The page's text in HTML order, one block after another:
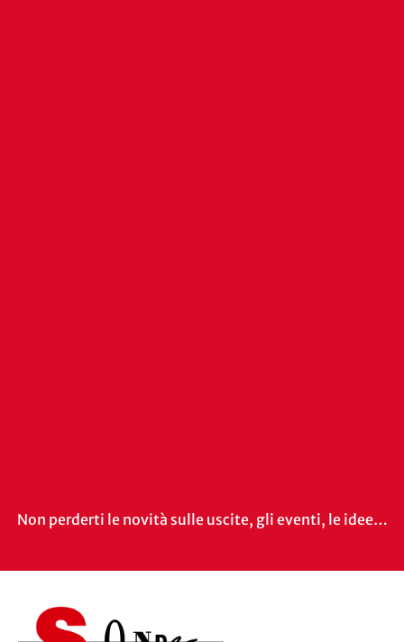
Non perderti le novità sulle uscite, gli eventi, le idee…